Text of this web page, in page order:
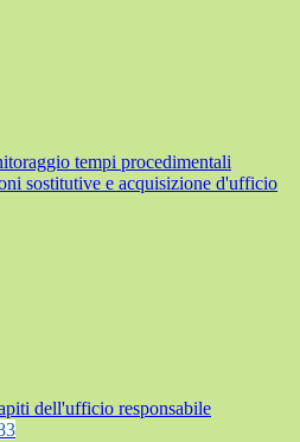
tempi procedimentali
sostitutive e acquisizione d'ufficio
dell'ufficio responsabile